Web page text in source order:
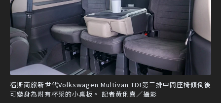
福斯商旅新世代Volkswagen Multivan TDI第三排中間座椅傾倒後
可變身為附有杯架的小桌板。 記者黃俐嘉／攝影